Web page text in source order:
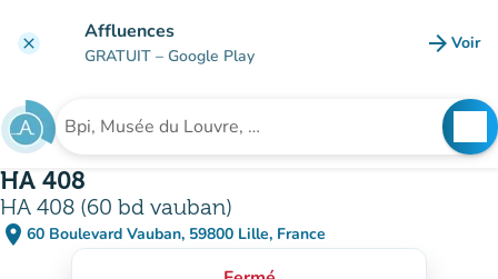
clear Affluences
GRATUIT – Google Play arrow_forward Voir
Rechercher un établissement
HA 408
HA 408 (60 bd vauban)
place 60 Boulevard Vauban, 59800 Lille, France
(ouvrir dans Google Maps)
(nouvel onglet)